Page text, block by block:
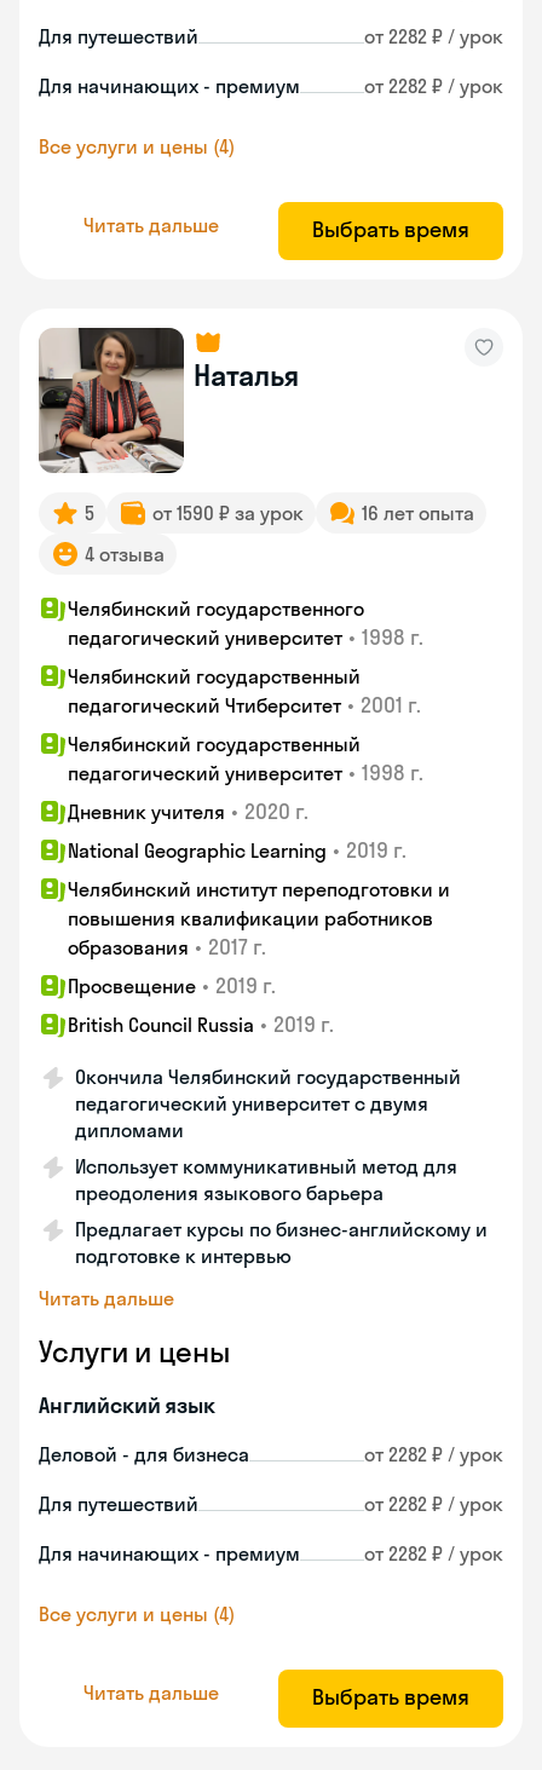
Для путешествий от 2282 ₽ / урок
Для начинающих - премиум от 2282 ₽ / урок
Все услуги и цены (4)
Читать дальше Выбрать время
Наталья
5 от 1590 ₽ за урок
16 лет опыта
4 отзыва
Челябинский государственного
педагогический университет • 1998 г.
Челябинский государственный
педагогический Чтиберситет • 2001 г.
Челябинский государственный
педагогический университет • 1998 г.
Дневник учителя • 2020 г.
National Geographic Learning • 2019 г.
Челябинский институт переподготовки и
повышения квалификации работников
образования • 2017 г.
Просвещение • 2019 г.
British Council Russia • 2019 г.
Окончила Челябинский государственный
педагогический университет с двумя
дипломами
Использует коммуникативный метод для
преодоления языкового барьера
Предлагает курсы по бизнес-английскому и
подготовке к интервью
Читать дальше
Услуги и цены
Английский язык
Деловой - для бизнеса от 2282 ₽ / урок
Для путешествий от 2282 ₽ / урок
Для начинающих - премиум от 2282 ₽ / урок
Все услуги и цены (4)
Читать дальше Выбрать время